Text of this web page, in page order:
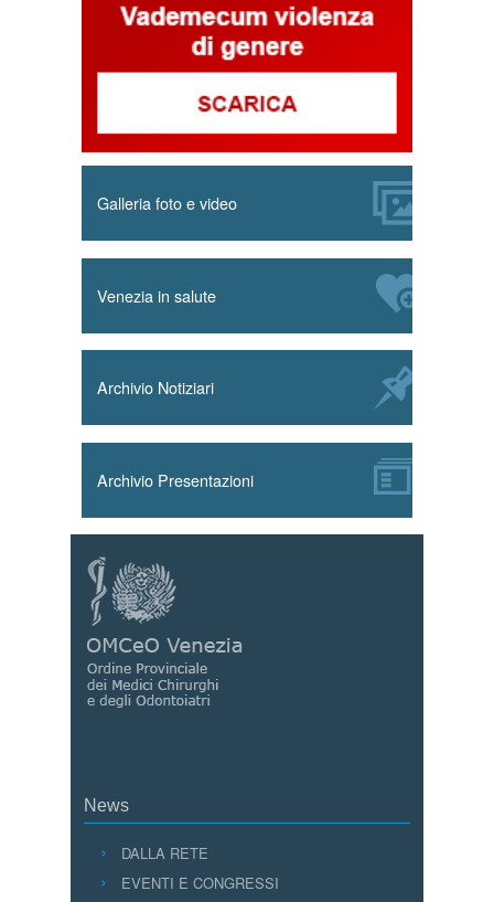
Galleria foto e video
Venezia in salute
Archivio Notiziari
Archivio Presentazioni
News
DALLA RETE
EVENTI E CONGRESSI